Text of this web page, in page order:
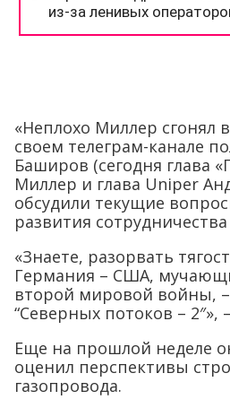
«Неплохо Миллер сгонял
своем телеграм-канале
Баширов (сегодня глава
Миллер и глава Uniper
обсудили текущие
развития
«Знаете, разорвать
Германия – США,
второй мировой войны, –
“Северных потоков –
Еще на прошлой неделе
оценил перспективы
газопровода.